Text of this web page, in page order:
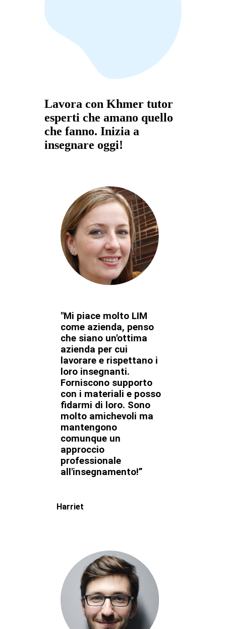
Lavora con Khmer tutor
esperti che amano quello
che fanno. Inizia a
insegnare oggi!
"Mi piace molto LIM
come azienda, penso
che siano un'ottima
azienda per cui
lavorare e rispettano i
loro insegnanti.
Forniscono supporto
con i materiali e posso
fidarmi di loro. Sono
molto amichevoli ma
mantengono
comunque un
approccio
professionale
all'insegnamento!”
Harriet